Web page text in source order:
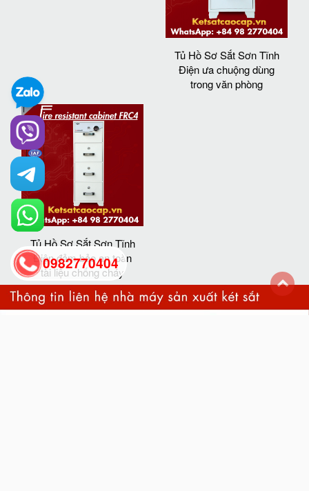
Tủ Hồ Sơ Sắt Sơn Tĩnh
Điện ưa chuộng dùng
trong văn phòng
Tủ Hồ Sơ Sắt Sơn Tĩnh
Điện đảm bảo an toàn
tài liệu chống cháy
0982770404
back